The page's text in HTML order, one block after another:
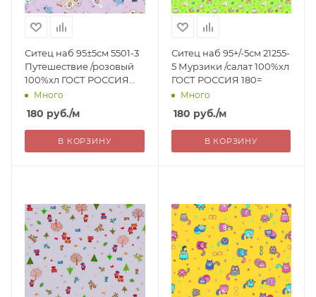
Ситец наб 95±5см 5501-3
Путешествие /розовый
100%хл ГОСТ РОССИЯ
180=Много
180 руб./м
В КОРЗИНУ
Ситец наб 95+/-5см 21255-
5 Мурзики /салат 100%хл
ГОСТ РОССИЯ 180=
Много
180 руб./м
В КОРЗИНУ